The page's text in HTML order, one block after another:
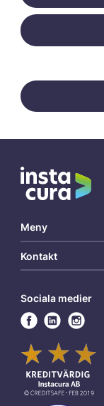
Meny
Kontakt
Sociala medier